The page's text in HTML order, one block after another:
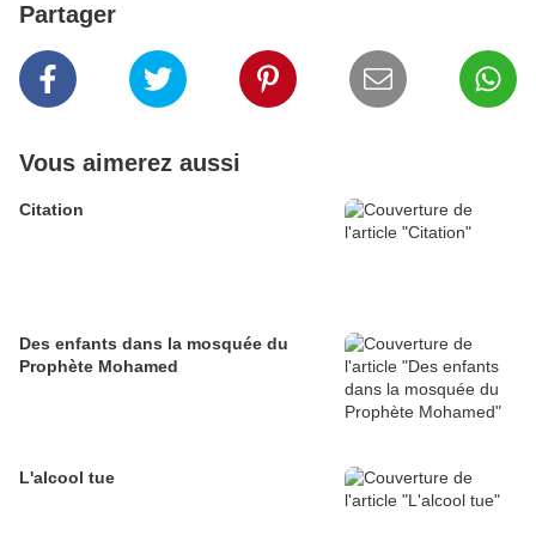
Partager
Vous aimerez aussi
Citation
Des enfants dans la mosquée du
Prophète Mohamed
L'alcool tue